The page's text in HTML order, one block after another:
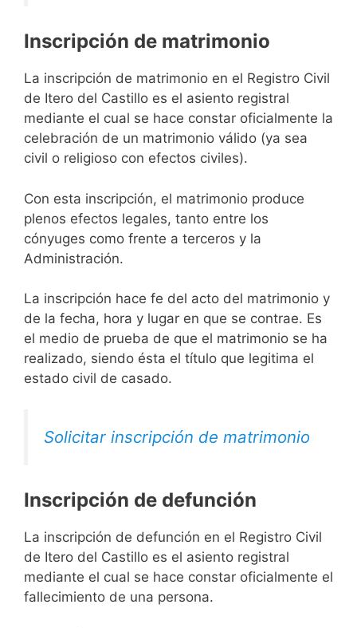
Inscripción de matrimonio
La inscripción de matrimonio en el Registro Civil
de Itero del Castillo es el asiento registral
mediante el cual se hace constar oficialmente la
celebración de un matrimonio válido (ya sea
civil o religioso con efectos civiles).
Con esta inscripción, el matrimonio produce
plenos efectos legales, tanto entre los
cónyuges como frente a terceros y la
Administración.
La inscripción hace fe del acto del matrimonio y
de la fecha, hora y lugar en que se contrae. Es
el medio de prueba de que el matrimonio se ha
realizado, siendo ésta el título que legitima el
estado civil de casado.
Solicitar inscripción de matrimonio
Inscripción de defunción
La inscripción de defunción en el Registro Civil
de Itero del Castillo es el asiento registral
mediante el cual se hace constar oficialmente el
fallecimiento de una persona.